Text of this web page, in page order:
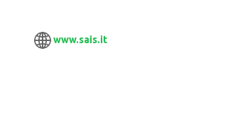
www.sais.it